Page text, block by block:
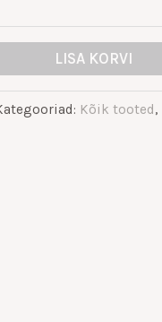
LISA KORVI
Kõik tooted ,